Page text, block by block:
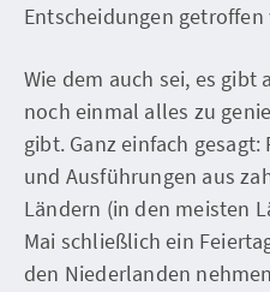
Entscheidungen
Wie dem auch sei, es gibt
noch einmal alles zu
gibt. Ganz einfach
und Ausführungen aus
Ländern (in den meisten
Mai schließlich ein
den Niederlanden